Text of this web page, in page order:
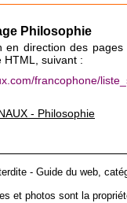
Philosophie
direction des
HTML, suivant :
francophone/
- Philosophie
- Guide du web,
et photos sont la